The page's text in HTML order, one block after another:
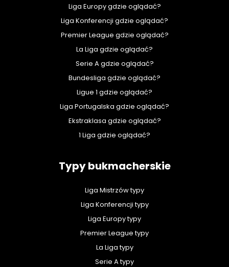
Liga Europy gdzie oglądać?
Liga Konferencji gdzie oglądać?
Premier League gdzie oglądać?
La Liga gdzie oglądać?
Serie A gdzie oglądać?
Bundesliga gdzie oglądać?
Ligue 1 gdzie oglądać?
Liga Portugalska gdzie oglądać?
Ekstraklasa gdzie oglądać?
1 Liga gdzie oglądać?
Typy bukmacherskie
Liga Mistrzów typy
Liga Konferencji typy
Liga Europy typy
Premier League typy
La Liga typy
Serie A typy